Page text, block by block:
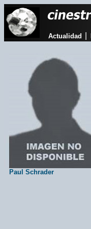
Actualidad
Paul Schrader